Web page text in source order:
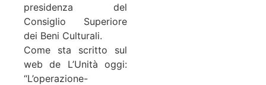
presidenza del
Consiglio Superiore
dei Beni Culturali.
Come sta scritto sul
web de L’Unità oggi:
“L’operazione-